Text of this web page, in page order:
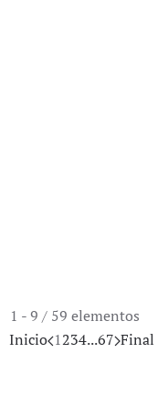
1 - 9 / 59 elementos
Inicio 1234...67 Final